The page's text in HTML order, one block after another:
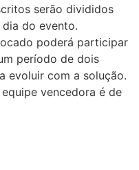
serão divididos
do evento.
poderá participar
período de dois
evoluir com a solução.
vencedora é de